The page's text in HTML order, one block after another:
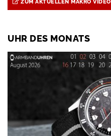
ZUM AKTUELLEN MAKRO VIDEO
UHR DES MONATS